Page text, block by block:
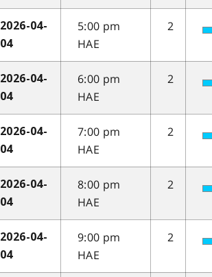
2026-04-
04
5:00 pm
HAE
2
2026-04-
04
6:00 pm
HAE
2
2026-04-
04
7:00 pm
HAE
2
2026-04-
04
8:00 pm
HAE
2
2026-04-
04
9:00 pm
HAE
2